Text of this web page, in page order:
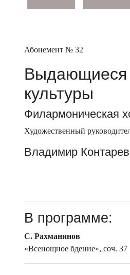
Абонемент № 32
Выдающиеся
культуры
Филармоническая
Художественный
Владимир Контарев
В программе:
С. Рахманинов
«Всенощное бдение», соч. 37